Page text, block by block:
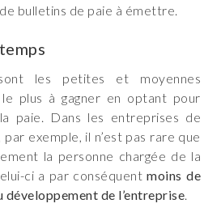
bulletins de paie à émettre.
les petites et moyennes
plus à gagner en optant pour
paie. Dans les entreprises de
exemple, il n’est pas rare que
la personne chargée de la
ci a par conséquentmoins de
développement de l’entreprise.